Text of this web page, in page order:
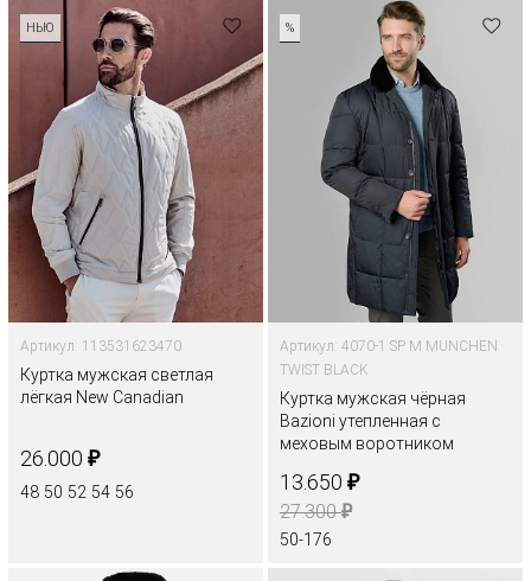
НЬЮ
Артикул: 113531623470
Куртка мужская светлая
лёгкая New Canadian
26.000 ₽
48 50 52 54 56
%
Артикул: 4070-1 SP M MUNCHEN
TWIST BLACK
Куртка мужская чёрная
Bazioni утепленная с
меховым воротником
13.650 ₽
27.300₽
50-176